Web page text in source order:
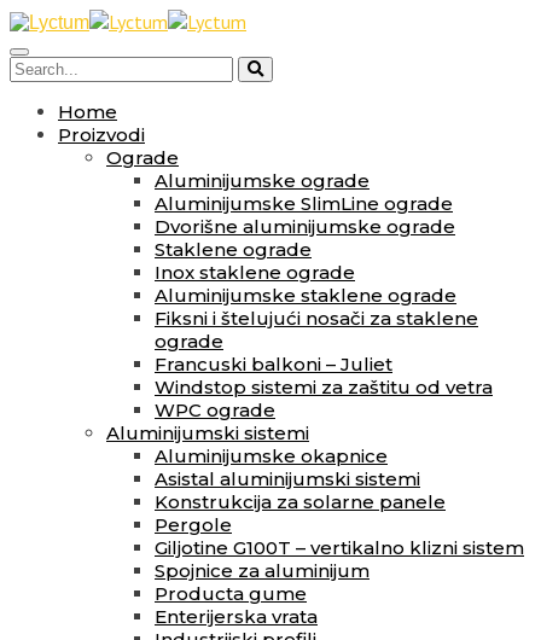
Home
Proizvodi
Ograde
Aluminijumske ograde
Aluminijumske SlimLine ograde
Dvorišne aluminijumske ograde
Staklene ograde
Inox staklene ograde
Aluminijumske staklene ograde
Fiksni i štelujući nosači za staklene
ograde
Francuski balkoni – Juliet
Windstop sistemi za zaštitu od vetra
WPC ograde
Aluminijumski sistemi
Aluminijumske okapnice
Asistal aluminijumski sistemi
Konstrukcija za solarne panele
Pergole
Giljotine G100T – vertikalno klizni sistem
Spojnice za aluminijum
Producta gume
Enterijerska vrata